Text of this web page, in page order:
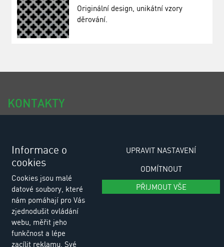
Originální design, unikátní vzory
děrování.
KONTAKTY
tel.: +420 318 494 100
e-email: eurositex@eurositex.cz
Euro SITEX s.r.o.
K Podlesí 630, 261 01 Příbram VI
Česká republika
Zásady zpracování osobních údajů
Informace o
cookies
Cookies jsou malé
datové soubory, které
nám pomáhají pro Vás
zjednodušit ovládání
webu, měřit jeho
funkčnost a lépe
zacílit reklamu. Své
UPRAVIT NASTAVENÍ
ODMÍTNOUT
PŘIJMOUT VŠE